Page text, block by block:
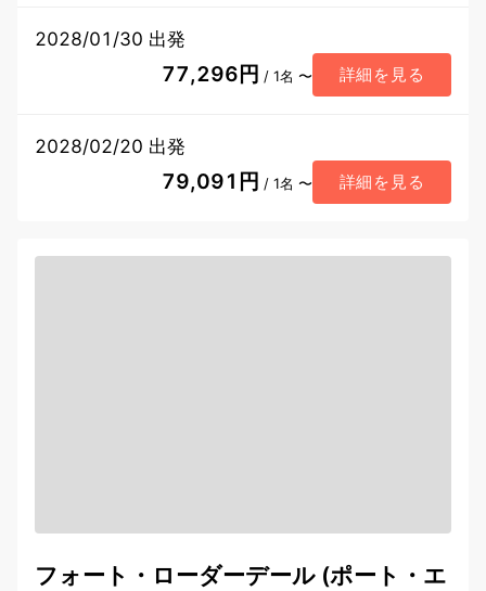
2028/01/30 出発
77,296円 / 1名 〜 詳細を見る
2028/02/20 出発
79,091円 / 1名 〜 詳細を見る
フォート・ローダーデール (ポート・エ